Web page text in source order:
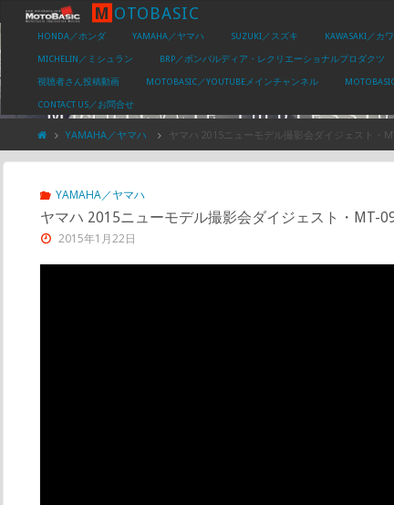
M OTOBASIC
HONDA／ホンダ YAMAHA／ヤマハ SUZUKI／スズキ KAWASAKI／カ
MICHELIN／ミシュラン BRP／ボンバルディア・レクリエーショナルプロダクツ
視聴者さん投稿動画 MOTOBASIC／YOUTUBEメインチャンネル
CONTACT US／お問合せ
YAMAHA／ヤマハ ヤマハ 2015ニューモデル撮影会ダイジェスト・
YAMAHA／ヤマハ
ヤマハ 2015ニューモデル撮影会ダイジェスト・MT-09
2015年1月22日